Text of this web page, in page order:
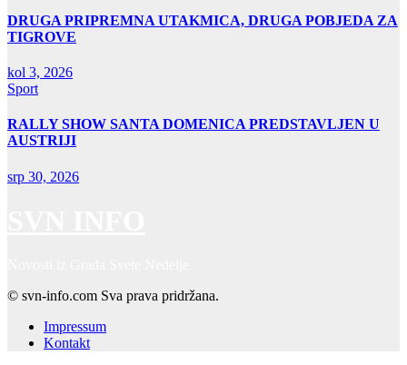
DRUGA PRIPREMNA UTAKMICA, DRUGA POBJEDA ZA
TIGROVE
kol 3, 2026
Sport
RALLY SHOW SANTA DOMENICA PREDSTAVLJEN U
AUSTRIJI
srp 30, 2026
© svn-info.com Sva prava pridržana.
Impressum
Kontakt